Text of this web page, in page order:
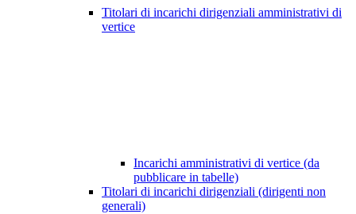
Titolari di incarichi dirigenziali amministrativi di
vertice
Incarichi amministrativi di vertice (da
pubblicare in tabelle)
Titolari di incarichi dirigenziali (dirigenti non
generali)